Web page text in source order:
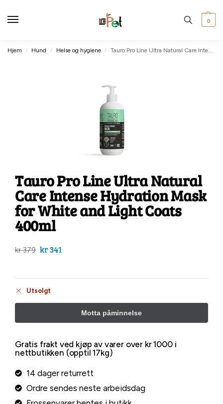
0
Hjem / Hund / Helse og hygiene / Tauro Pro Line Ultra Natural Care Intense Hydration Mask for White and Light Coats 400ml
Tauro Pro Line Ultra Natural
Care Intense Hydration Mask
for White and Light Coats
400ml
kr379 kr341
Utsolgt
Gratis frakt ved kjøp av varer over kr 1000 i
nettbutikken (opptil 17kg)
14 dager returrett
Ordre sendes neste arbeidsdag